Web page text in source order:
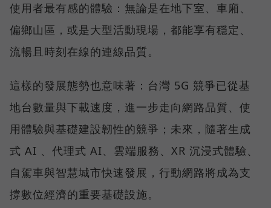
使用者最有感的體驗：無論是在地下室、車廂、
偏鄉山區，或是大型活動現場，都能享有穩定、
流暢且時刻在線的連線品質。
這樣的發展態勢也意味著：台灣 5G 競爭已從基
地台數量與下載速度，進一步走向網路品質、使
用體驗與基礎建設韌性的競爭；未來，隨著生成
式 AI 、代理式 AI、雲端服務、XR 沉浸式體驗、
自駕車與智慧城市快速發展，行動網路將成為支
撐數位經濟的重要基礎設施。